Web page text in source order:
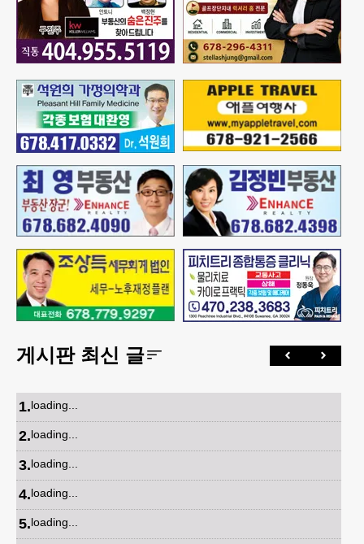
게시판 최신 글
1.loading...
2.loading...
3.loading...
4.loading...
5.loading...